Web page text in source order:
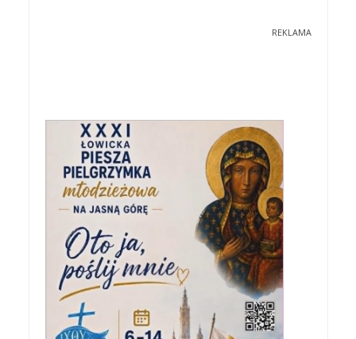
REKLAMA